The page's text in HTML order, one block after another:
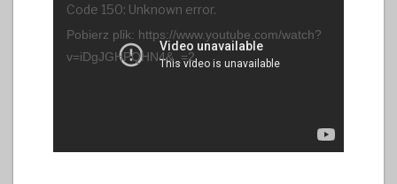
Code 150: Unknown error.
Pobierz plik: https://www.youtube.com/watch?
v=iDgJGHPQHN4&_=2